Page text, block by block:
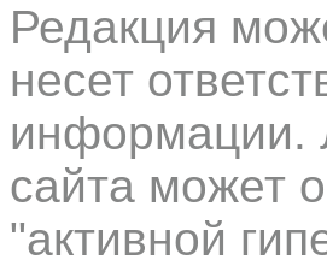
Редакция
несет
информации.
сайта может
"активной